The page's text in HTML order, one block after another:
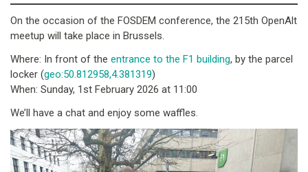
On the occasion of the FOSDEM conference, the 215th OpenAlt
meetup will take place in Brussels.
Where: In front of the entrance to the F1 building, by the parcel
locker (geo:50.812958,4.381319)
When: Sunday, 1st February 2026 at 11:00
We’ll have a chat and enjoy some waffles.